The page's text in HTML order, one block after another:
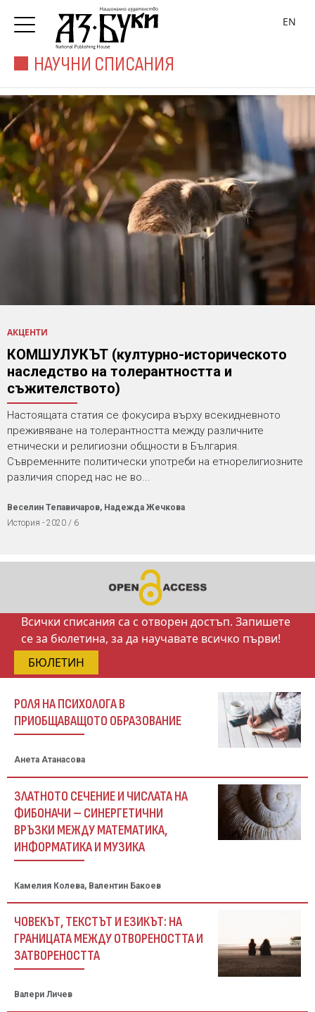
НАУЧНИ СПИСАНИЯ
EN
АКЦЕНТИ
КОМШУЛУКЪТ (културно-историческото
наследство на толерантността и
съжителството)
Настоящата статия се фокусира върху всекидневното
преживяване на толерантността между различните
етнически и религиозни общности в България.
Съвременните политически употреби на етнорелигиозните
различия според нас не во...
Веселин Тепавичаров, Надежда Жечкова
История - 2020 / 6
Всички списания са с отворен достъп. Запишете
се за бюлетина, за да научавате всичко първи!
БЮЛЕТИН
РОЛЯ НА ПСИХОЛОГА В
ПРИОБЩАВАЩОТО ОБРАЗОВАНИЕ
Анета Атанасова
ЗЛАТНОТО СЕЧЕНИЕ И ЧИСЛАТА НА
ФИБОНАЧИ – СИНЕРГЕТИЧНИ
ВРЪЗКИ МЕЖДУ МАТЕМАТИКА,
ИНФОРМАТИКА И МУЗИКА
Камелия Колева, Валентин Бакоев
ЧОВЕКЪТ, ТЕКСТЪТ И ЕЗИКЪТ: НА
ГРАНИЦАТА МЕЖДУ ОТВОРЕНОСТТА И
ЗАТВОРЕНОСТТА
Валери Личев